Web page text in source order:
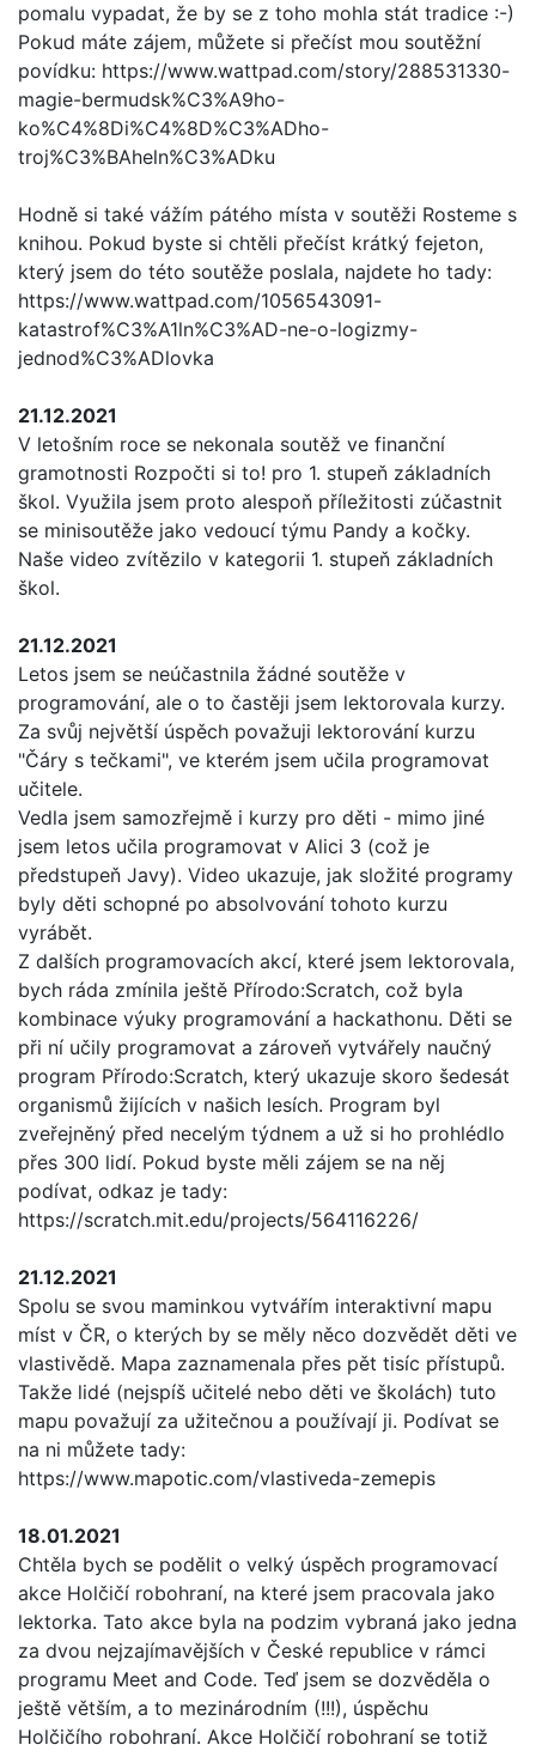
pomalu vypadat, že by se z toho mohla stát tradice :-)
Pokud máte zájem, můžete si přečíst mou soutěžní
povídku: https://www.wattpad.com/story/288531330-
magie-bermudsk%C3%A9ho-
ko%C4%8Di%C4%8D%C3%ADho-
troj%C3%BAheln%C3%ADku
Hodně si také vážím pátého místa v soutěži Rosteme s
knihou. Pokud byste si chtěli přečíst krátký fejeton,
který jsem do této soutěže poslala, najdete ho tady:
https://www.wattpad.com/1056543091-
katastrof%C3%A1ln%C3%AD-ne-o-logizmy-
jednod%C3%ADlovka
21.12.2021
V letošním roce se nekonala soutěž ve finanční
gramotnosti Rozpočti si to! pro 1. stupeň základních
škol. Využila jsem proto alespoň příležitosti zúčastnit
se minisoutěže jako vedoucí týmu Pandy a kočky.
Naše video zvítězilo v kategorii 1. stupeň základních
škol.
21.12.2021
Letos jsem se neúčastnila žádné soutěže v
programování, ale o to častěji jsem lektorovala kurzy.
Za svůj největší úspěch považuji lektorování kurzu
"Čáry s tečkami", ve kterém jsem učila programovat
učitele.
Vedla jsem samozřejmě i kurzy pro děti - mimo jiné
jsem letos učila programovat v Alici 3 (což je
předstupeň Javy). Video ukazuje, jak složité programy
byly děti schopné po absolvování tohoto kurzu
vyrábět.
Z dalších programovacích akcí, které jsem lektorovala,
bych ráda zmínila ještě Přírodo:Scratch, což byla
kombinace výuky programování a hackathonu. Děti se
při ní učily programovat a zároveň vytvářely naučný
program Přírodo:Scratch, který ukazuje skoro šedesát
organismů žijících v našich lesích. Program byl
zveřejněný před necelým týdnem a už si ho prohlédlo
přes 300 lidí. Pokud byste měli zájem se na něj
podívat, odkaz je tady:
https://scratch.mit.edu/projects/564116226/
21.12.2021
Spolu se svou maminkou vytvářím interaktivní mapu
míst v ČR, o kterých by se měly něco dozvědět děti ve
vlastivědě. Mapa zaznamenala přes pět tisíc přístupů.
Takže lidé (nejspíš učitelé nebo děti ve školách) tuto
mapu považují za užitečnou a používají ji. Podívat se
na ni můžete tady:
https://www.mapotic.com/vlastiveda-zemepis
18.01.2021
Chtěla bych se podělit o velký úspěch programovací
akce Holčičí robohraní, na které jsem pracovala jako
lektorka. Tato akce byla na podzim vybraná jako jedna
za dvou nejzajímavějších v České republice v rámci
programu Meet and Code. Teď jsem se dozvěděla o
ještě větším, a to mezinárodním (!!!), úspěchu
Holčičího robohraní. Akce Holčičí robohraní se totiž